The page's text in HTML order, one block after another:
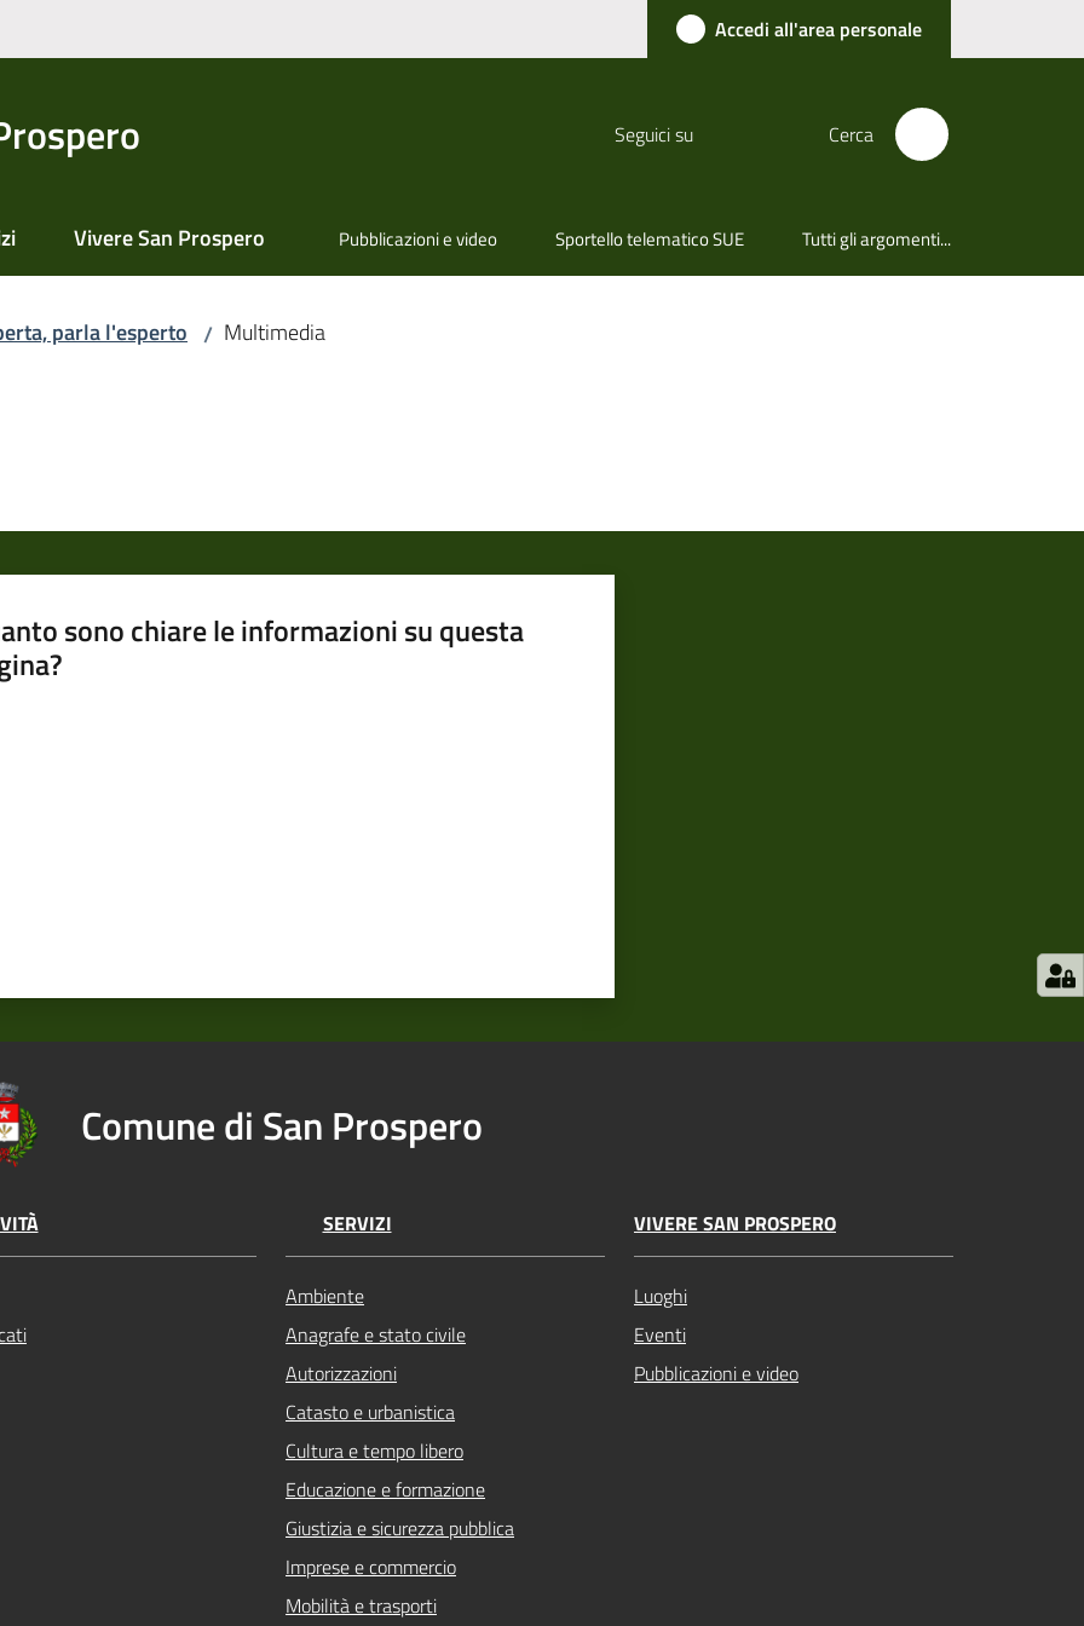
Accedi all'area personale
Seguici su Cerca
Vivere San Prospero Pubblicazioni e video Sportello telematico SUE Tutti gli argomenti...
parla l'esperto / Multimedia
sono chiare le informazioni su questa
Comune di San Prospero
SERVIZI
Ambiente
Anagrafe e stato civile
Autorizzazioni
Catasto e urbanistica
Cultura e tempo libero
Educazione e formazione
Giustizia e sicurezza pubblica
Imprese e commercio
Mobilità e trasporti
VIVERE SAN PROSPERO
Luoghi
Eventi
Pubblicazioni e video